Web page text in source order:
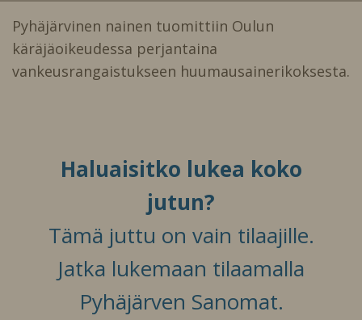
Pyhäjärvinen nainen tuomittiin Oulun
käräjäoikeudessa perjantaina
vankeusrangaistukseen huumausainerikoksesta.
Haluaisitko lukea koko
jutun?
Tämä juttu on vain tilaajille.
Jatka lukemaan tilaamalla
Pyhäjärven Sanomat.